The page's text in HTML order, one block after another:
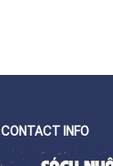
CONTACT INFO